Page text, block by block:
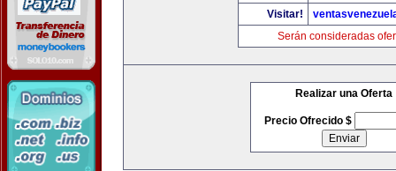
Visitar!
Serán consideradas
Realizar una Oferta
Precio Ofrecido $